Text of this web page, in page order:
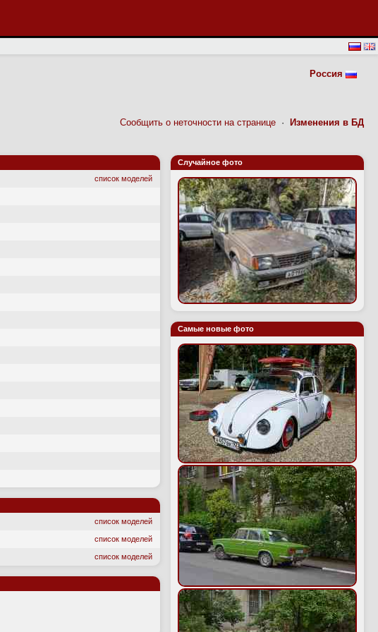
Россия
Сообщить о неточности на странице · Изменения в БД
список моделей
список моделей
список моделей
список моделей
Случайное фото
Самые новые фото